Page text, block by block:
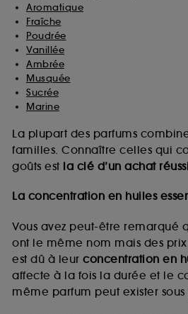
Aromatique
Fraîche
Poudrée
Vanillée
Ambrée
Musquée
Sucrée
Marine
La plupart des parfums
familles. Connaître celles qui
goûts est la clé d’un achat réussi
La concentration en huiles
Vous avez peut-être remarqué
ont le même nom mais des
est dû à leur concentration en
affecte à la fois la durée et le
même parfum peut exister sous